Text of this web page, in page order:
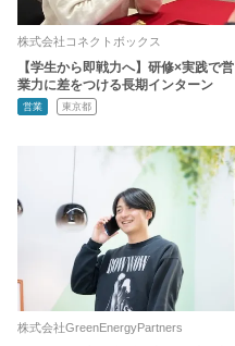
株式会社コネクトボックス
【学生から即戦力へ】研修×実践で営
業力に差をつける長期インターン
営業 東京都
株式会社GreenEnergyPartners